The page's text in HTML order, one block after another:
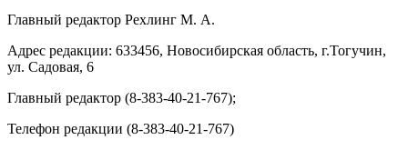
Главный редактор Рехлинг М. А.
Адрес редакции: 633456, Новосибирская область, г.Тогучин,
ул. Садовая, 6
Главный редактор (8-383-40-21-767);
Телефон редакции (8-383-40-21-767)